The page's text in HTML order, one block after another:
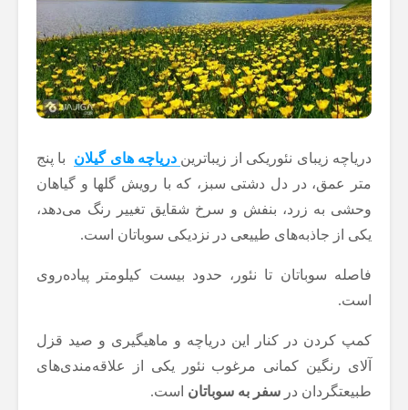
دریاچه زیبای نئوریکی از زیباترین دریاچه های گیلان با پنج
متر عمق، در دل دشتی سبز، که با رویش گلها و گیاهان
وحشی به زرد، بنفش و سرخ شقایق تغییر رنگ می‌دهد،
یکی از جاذبه‌های طییعی در نزدیکی سوباتان است.
فاصله سوباتان تا نئور، حدود بیست کیلومتر پیاده‌روی
است.
کمپ کردن در کنار این دریاچه و ماهیگیری و صید قزل
آلای رنگین کمانی مرغوب نئور یکی از علاقه‌مندی‌های
طبیعتگردان در سفر به سوباتان است.